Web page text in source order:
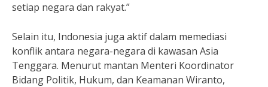
setiap negara dan rakyat.”
Selain itu, Indonesia juga aktif dalam memediasi
konflik antara negara-negara di kawasan Asia
Tenggara. Menurut mantan Menteri Koordinator
Bidang Politik, Hukum, dan Keamanan Wiranto,